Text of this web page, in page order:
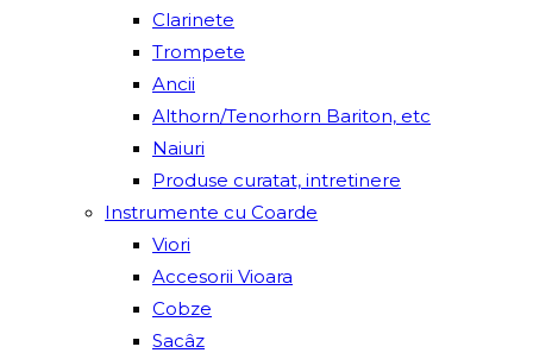
Clarinete
Trompete
Ancii
Althorn/Tenorhorn Bariton, etc
Naiuri
Produse curatat, intretinere
Instrumente cu Coarde
Viori
Accesorii Vioara
Cobze
Sacâz